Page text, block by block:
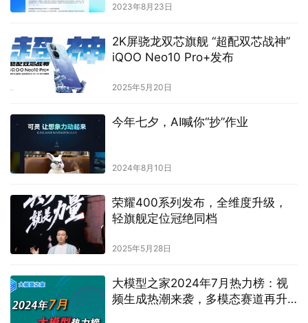
2023年8月23日
2K屏骁龙双芯旗舰 “超配双芯战神”
iQOO Neo10 Pro+发布
2025年5月20日
今年七夕，AI喊你“抄”作业
2024年8月10日
荣耀400系列发布，全维度升级，
轻旗舰定位冠绝同档
2025年5月28日
大模型之家2024年7月热力榜：视
频生成热潮来袭，多模态赛道再升